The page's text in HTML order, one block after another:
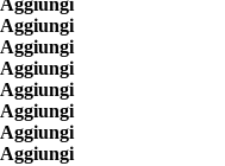
Aggiungi
Aggiungi
Aggiungi
Aggiungi
Aggiungi
Aggiungi
Aggiungi
Aggiungi